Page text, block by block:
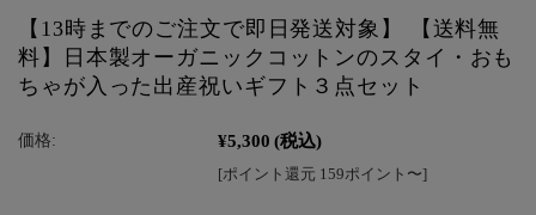
【13時までのご注文で即日発送対象】 【送料無
料】日本製オーガニックコットンのスタイ・おも
ちゃが入った出産祝いギフト３点セット
価格: ¥5,300 (税込)
[ポイント還元 159ポイント〜]